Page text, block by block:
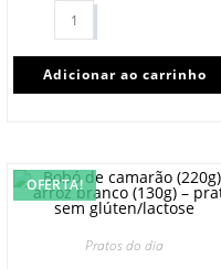
Adicionar ao carrinho
OFERTA!
Pratos do dia